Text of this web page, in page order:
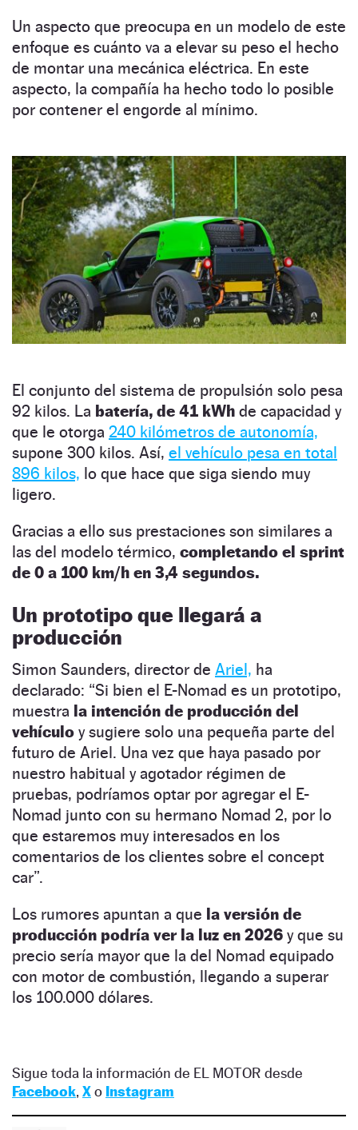
Un aspecto que preocupa en un modelo de este
enfoque es cuánto va a elevar su peso el hecho
de montar una mecánica eléctrica. En este
aspecto, la compañía ha hecho todo lo posible
por contener el engorde al mínimo.
El conjunto del sistema de propulsión solo pesa
92 kilos. La batería, de 41 kWh de capacidad y
que le otorga 240 kilómetros de autonomía,
supone 300 kilos. Así, el vehículo pesa en total
896 kilos, lo que hace que siga siendo muy
ligero.
Gracias a ello sus prestaciones son similares a
las del modelo térmico, completando el sprint
de 0 a 100 km/h en 3,4 segundos.
Un prototipo que llegará a
producción
Simon Saunders, director de Ariel, ha
declarado: “Si bien el E-Nomad es un prototipo,
muestra la intención de producción del
vehículo y sugiere solo una pequeña parte del
futuro de Ariel. Una vez que haya pasado por
nuestro habitual y agotador régimen de
pruebas, podríamos optar por agregar el E-
Nomad junto con su hermano Nomad 2, por lo
que estaremos muy interesados ​​en los
comentarios de los clientes sobre el concept
car”.
Los rumores apuntan a que la versión de
producción podría ver la luz en 2026 y que su
precio sería mayor que la del Nomad equipado
con motor de combustión, llegando a superar
los 100.000 dólares.
Sigue toda la información de EL MOTOR desde
Facebook, Xo Instagram